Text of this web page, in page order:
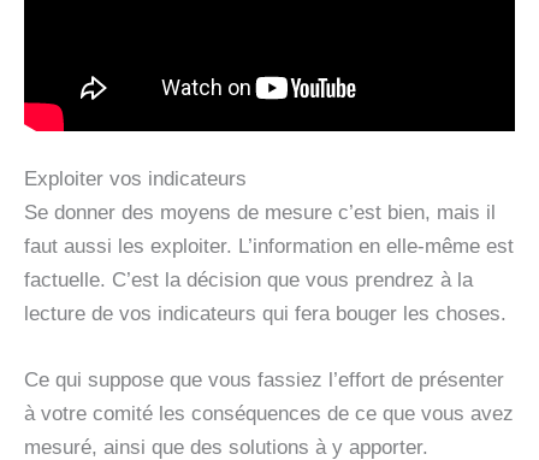
Exploiter vos indicateurs
Se donner des moyens de mesure c’est bien, mais il
faut aussi les exploiter. L’information en elle-même est
factuelle. C’est la décision que vous prendrez à la
lecture de vos indicateurs qui fera bouger les choses.
Ce qui suppose que vous fassiez l’effort de présenter
à votre comité les conséquences de ce que vous avez
mesuré, ainsi que des solutions à y apporter.